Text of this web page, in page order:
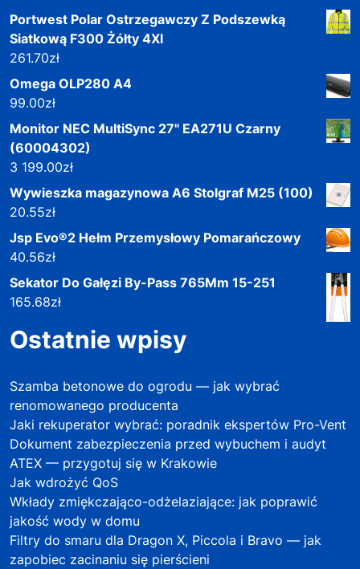
Portwest Polar Ostrzegawczy Z Podszewką
Siatkową F300 Żółty 4Xl
261.70zł
Omega OLP280 A4
99.00zł
Monitor NEC MultiSync 27" EA271U Czarny
(60004302)
3 199.00zł
Wywieszka magazynowa A6 Stolgraf M25 (100)
20.55zł
Jsp Evo®2 Hełm Przemysłowy Pomarańczowy
40.56zł
Sekator Do Gałęzi By-Pass 765Mm 15-251
165.68zł
Ostatnie wpisy
Szamba betonowe do ogrodu — jak wybrać
renomowanego producenta
Jaki rekuperator wybrać: poradnik ekspertów Pro-Vent
Dokument zabezpieczenia przed wybuchem i audyt
ATEX — przygotuj się w Krakowie
Jak wdrożyć QoS
Wkłady zmiękczająco-odżelaziające: jak poprawić
jakość wody w domu
Filtry do smaru dla Dragon X, Piccola i Bravo — jak
zapobiec zacinaniu się pierścieni